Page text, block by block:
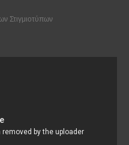
Στιγμιοτύπων